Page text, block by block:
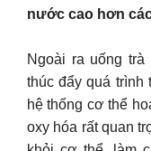
nước cao hơn
Ngoài ra uống
thúc đẩy quá trình
hệ thống cơ thể
oxy hóa rất quan